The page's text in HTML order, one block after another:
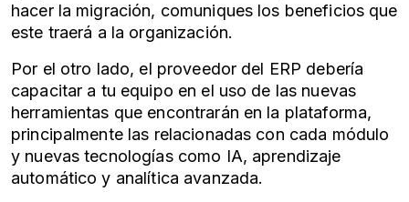
hacer la migración, comuniques los beneficios que
este traerá a la organización.
Por el otro lado, el proveedor del ERP debería
capacitar a tu equipo en el uso de las nuevas
herramientas que encontrarán en la plataforma,
principalmente las relacionadas con cada módulo
y nuevas tecnologías como IA, aprendizaje
automático y analítica avanzada.